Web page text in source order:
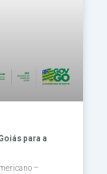
para a
–